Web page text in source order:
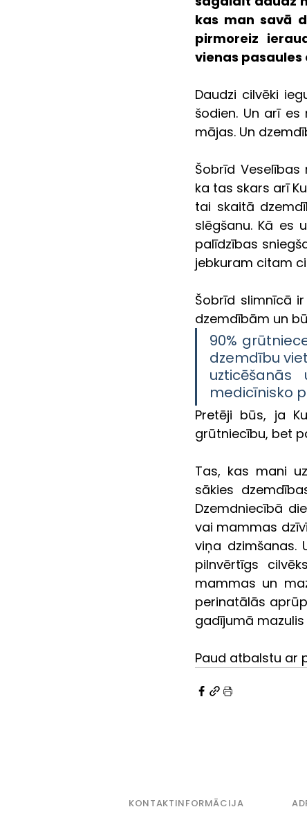
kas man savā
pirmoreiz
vienas
Daudzi cilvēki
šodien. Un arī
mājas. Un
Šobrīd
ka tas skars arī
tai skaitā
slēgšanu. Kā es
palīdzības
jebkuram citam
Šobrīd slimnīcā
dzemdībām un
90%
dzemdību
medicīnisko
Pretēji būs, ja
grūtniecību, bet
Tas, kas mani
sākies
Dzemdniecībā
vai mammas
viņa dzimšanas.
pilnvērtīgs
mammas un
perinatālās
gadījumā
Paud atbalstu ar
KONTAKTINFORMĀCIJA